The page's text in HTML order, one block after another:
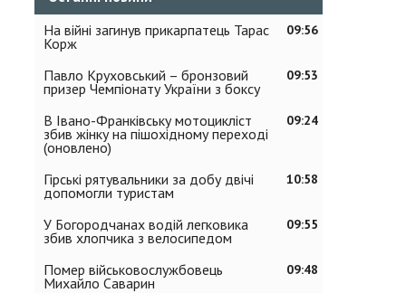
09:56
На війні загинув прикарпатець Тарас
Корж
09:53
Павло Круховський – бронзовий
призер Чемпіонату України з боксу
09:24
В Івано-Франківську мотоцикліст
збив жінку на пішохідному переході
(оновлено)
10:58
Гірські рятувальники за добу двічі
допомогли туристам
09:55
У Богородчанах водій легковика
збив хлопчика з велосипедом
09:48
Помер військовослужбовець
Михайло Саварин